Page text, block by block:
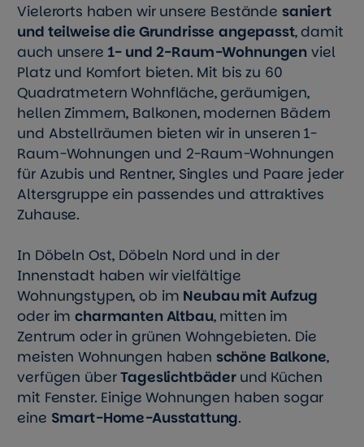
Vielerorts haben wir unsere Bestände saniert
und teilweise die Grundrisse angepasst, damit
auch unsere 1- und 2-Raum-Wohnungen viel
Platz und Komfort bieten. Mit bis zu 60
Quadratmetern Wohnfläche, geräumigen,
hellen Zimmern, Balkonen, modernen Bädern
und Abstellräumen bieten wir in unseren 1-
Raum-Wohnungen und 2-Raum-Wohnungen
für Azubis und Rentner, Singles und Paare jeder
Altersgruppe ein passendes und attraktives
Zuhause.
In Döbeln Ost, Döbeln Nord und in der
Innenstadt haben wir vielfältige
Wohnungstypen, ob im Neubau mit Aufzug
oder imcharmanten Altbau, mitten im
Zentrum oder in grünen Wohngebieten. Die
meisten Wohnungen haben schöne Balkone,
verfügen überTageslichtbäder und Küchen
mit Fenster. Einige Wohnungen haben sogar
eine Smart-Home-Ausstattung.